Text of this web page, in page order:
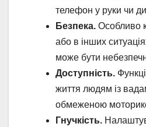
телефон у руки чи
Безпека. Особливо
або в інших
може бути
Доступність.
життя людям із
обмеженою
Гнучкість.